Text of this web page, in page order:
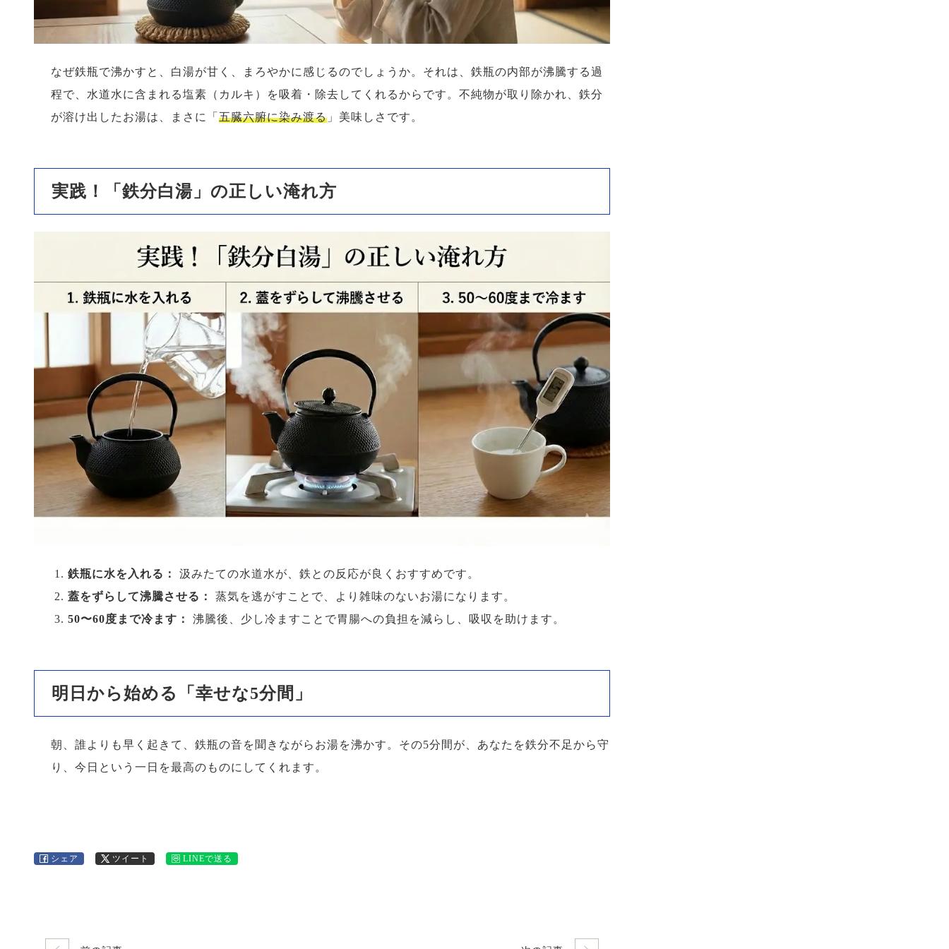
なぜ鉄瓶で沸かすと、白湯が甘く、まろやかに感じるのでしょうか。それは、鉄瓶の内部が沸騰する過
程で、水道水に含まれる塩素（カルキ）を吸着・除去してくれるからです。不純物が取り除かれ、鉄分
が溶け出したお湯は、まさに「 五臓六腑に染み渡る 」美味しさです。
実践！「鉄分白湯」の正しい淹れ方
鉄瓶に水を入れる：
汲みたての水道水が、鉄との反応が良くおすすめです。
蓋をずらして沸騰させる：
蒸気を逃がすことで、より雑味のないお湯になります。
50〜60度まで冷ます：
沸騰後、少し冷ますことで胃腸への負担を減らし、吸収を助けます。
明日から始める「幸せな5分間」
朝、誰よりも早く起きて、鉄瓶の音を聞きながらお湯を沸かす。その5分間が、あなたを鉄分不足から守
り、今日という一日を最高のものにしてくれます。
シェア ツイート LINEで送る